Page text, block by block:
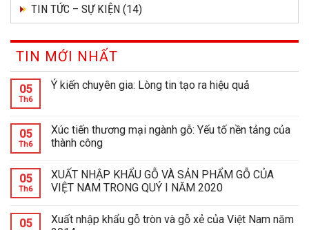
TIN TỨC – SỰ KIỆN (14)
TIN MỚI NHẤT
05
Th6
Ý kiến chuyên gia: Lòng tin tạo ra hiệu quả
05
Th6
Xúc tiến thương mại ngành gỗ: Yếu tố nền tảng của
thành công
05
Th6
XUẤT NHẬP KHẨU GỖ VÀ SẢN PHẨM GỖ CỦA
VIỆT NAM TRONG QUÝ I NĂM 2020
05
Xuất nhập khẩu gỗ tròn và gỗ xẻ của Việt Nam năm